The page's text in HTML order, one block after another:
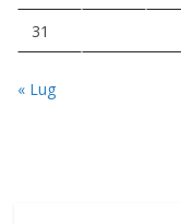
31
« Lug